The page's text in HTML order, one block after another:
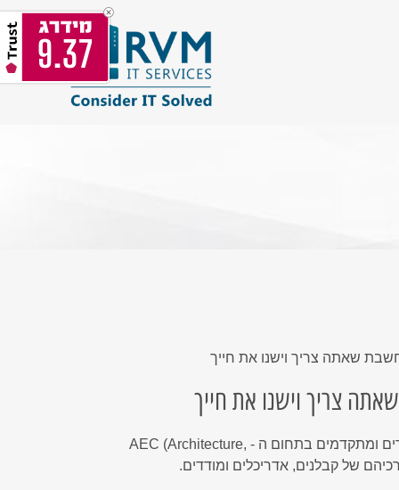
שאתה צריך וישנו את חייך
צריך וישנו את חייך
חברת אר.וי.אם מספקת שירותי מחשוב, פיתוח ותמיכה ממוקדים ומתקדמים בתחום ה - AEC (Architecture,
9.37